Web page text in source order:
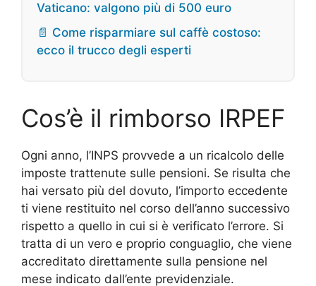
Vaticano: valgono più di 500 euro
📄 Come risparmiare sul caffè costoso:
ecco il trucco degli esperti
Cos’è il rimborso IRPEF
Ogni anno, l’INPS provvede a un ricalcolo delle
imposte trattenute sulle pensioni. Se risulta che
hai versato più del dovuto, l’importo eccedente
ti viene restituito nel corso dell’anno successivo
rispetto a quello in cui si è verificato l’errore. Si
tratta di un vero e proprio conguaglio, che viene
accreditato direttamente sulla pensione nel
mese indicato dall’ente previdenziale.